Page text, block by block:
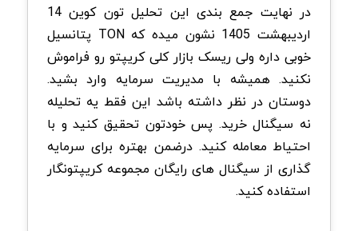
در نهایت جمع بندی این تحلیل تون کوین 14
اردیبهشت 1405 نشون میده که TON پتانسیل
خوبی داره ولی ریسک بازار کلی کریپتو رو فراموش
نکنید. همیشه با مدیریت سرمایه وارد بشید.
دوستان در نظر داشته باشد این فقط یه تحلیله
نه سیگنال خرید. پس خودتون تحقیق کنید و با
احتیاط معامله کنید. درضمن بهتره برای سرمایه
گذاری از سیگنال های رایگان مجموعه کریپتونگار
استفاده کنید.